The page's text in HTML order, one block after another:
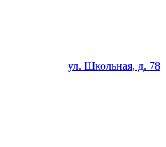
ул. Школьная, д. 78